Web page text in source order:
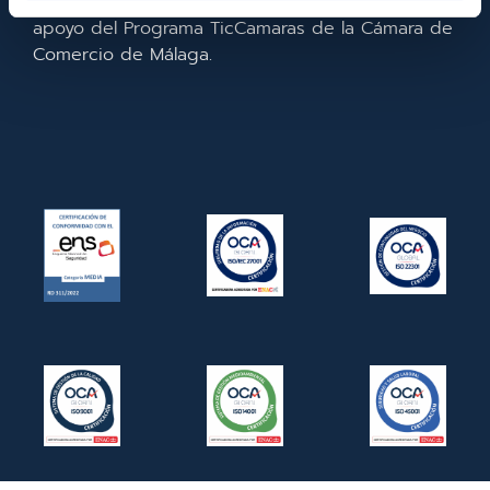
apoyo del Programa TicCamaras de la Cámara de
Comercio de Málaga.